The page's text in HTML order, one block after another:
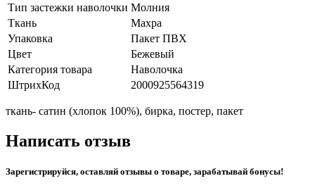
Тип застежки наволочки Молния
Ткань
Махра
Упаковка
Пакет ПВХ
Цвет
Бежевый
Категория товара
Наволочка
ШтрихКод
2000925564319
ткань- сатин (хлопок 100%), бирка, постер, пакет
Написать отзыв
Зарегистрируйся, оставляй отзывы о товаре, зарабатывай бонусы!